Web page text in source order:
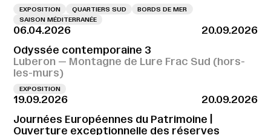
EXPOSITION QUARTIERS SUD
BORDS DE MER
SAISON MÉDITERRANÉE
06.04.2026
20.09.2026
Odyssée contemporaine 3
Luberon — Montagne de Lure Frac Sud (hors-
les-murs)
EXPOSITION
19.09.2026
20.09.2026
Journées Européennes du Patrimoine |
Ouverture exceptionnelle des réserves